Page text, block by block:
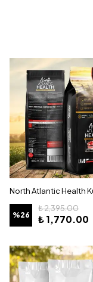
%26
₺ 2,395.00
₺ 1,770.00